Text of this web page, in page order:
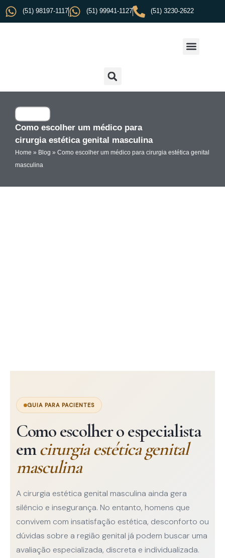
(51) 98197-1117 (51) 99941-1127 (51) 3230-2622
Como escolher um médico para
cirurgia estética genital masculina
Home » Blog » Como escolher um médico para cirurgia estética genital
masculina
GUIA PARA PACIENTES
Como escolher o especialista
emcirurgia estética genital
masculina
A cirurgia estética genital masculina ainda gera
silêncio e insegurança. No entanto, homens que
convivem com insatisfação estética, desconforto ou
dúvidas sobre a região genital já podem buscar uma
avaliação especializada, discreta e individualizada.